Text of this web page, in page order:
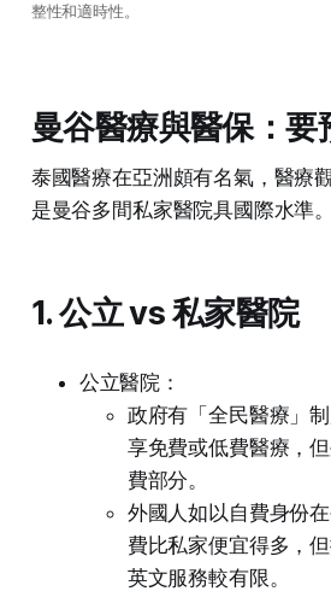
整性和適時性。
曼谷醫療與醫保：要
泰國醫療在亞洲頗有名氣，醫療
是曼谷多間私家醫院具國際水準。
1. 公立 vs 私家醫院
公立醫院：
政府有「全民醫療」
享免費或低費醫療，
費部分。
外國人如以自費身份
費比私家便宜得多，
英文服務較有限。